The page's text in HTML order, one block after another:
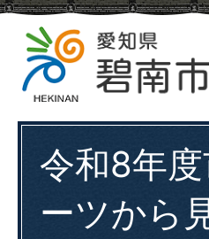
令和8年
ーツから